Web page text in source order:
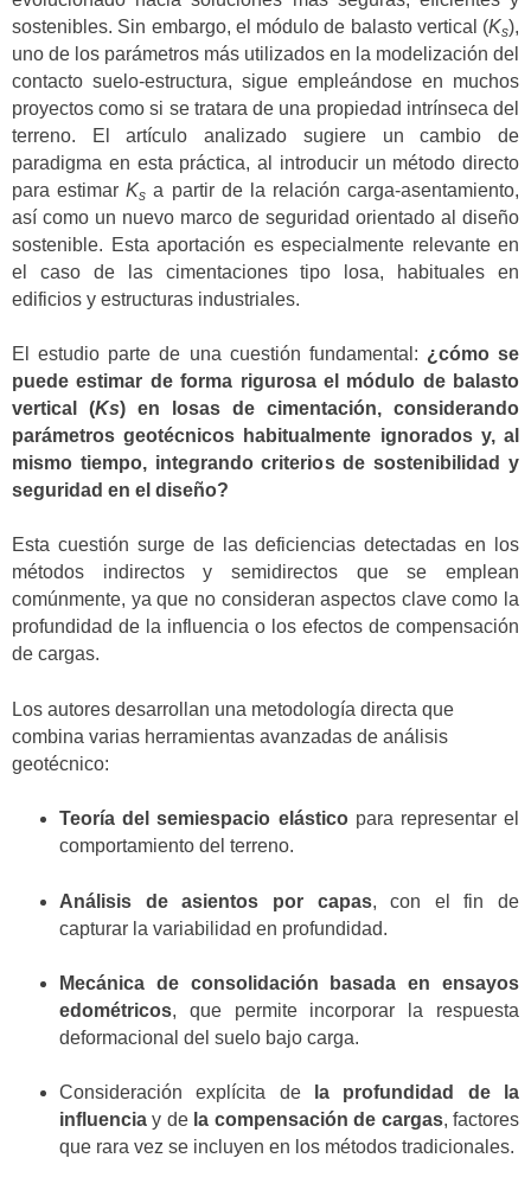
sostenibles. Sin embargo, el módulo de balasto vertical (Ks),
uno de los parámetros más utilizados en la modelización del
contacto suelo-estructura, sigue empleándose en muchos
proyectos como si se tratara de una propiedad intrínseca del
terreno. El artículo analizado sugiere un cambio de
paradigma en esta práctica, al introducir un método directo
para estimarKs a partir de la relación carga-asentamiento,
así como un nuevo marco de seguridad orientado al diseño
sostenible. Esta aportación es especialmente relevante en
el caso de las cimentaciones tipo losa, habituales en
edificios y estructuras industriales.
El estudio parte de una cuestión fundamental: ¿cómo se
puede estimar de forma rigurosa el módulo de balasto
vertical (Ks) en losas de cimentación, considerando
parámetros geotécnicos habitualmente ignorados y, al
mismo tiempo, integrando criterios de sostenibilidad y
seguridad en el diseño?
Esta cuestión surge de las deficiencias detectadas en los
métodos indirectos y semidirectos que se emplean
comúnmente, ya que no consideran aspectos clave como la
profundidad de la influencia o los efectos de compensación
de cargas.
Los autores desarrollan una metodología directa que
combina varias herramientas avanzadas de análisis
geotécnico:
Teoría del semiespacio elásticopara representar el
comportamiento del terreno.
Análisis de asientos por capas, con el fin de
capturar la variabilidad en profundidad.
Mecánica de consolidación basada en ensayos
edométricos, que permite incorporar la respuesta
deformacional del suelo bajo carga.
Consideración explícita de
la profundidad de la
influencia y de la compensación de cargas, factores
que rara vez se incluyen en los métodos tradicionales.